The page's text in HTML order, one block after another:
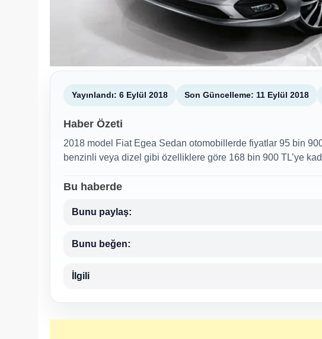
Yayınlandı: 6 Eylül 2018 Son Güncelleme: 11 Eylül 2018
Haber Özeti
2018 model Fiat Egea Sedan otomobillerde fiyatlar 95 bin
benzinli veya dizel gibi özelliklere göre 168 bin 900 TL’ye
Bu haberde
Bunu paylaş:
Bunu beğen:
İlgili